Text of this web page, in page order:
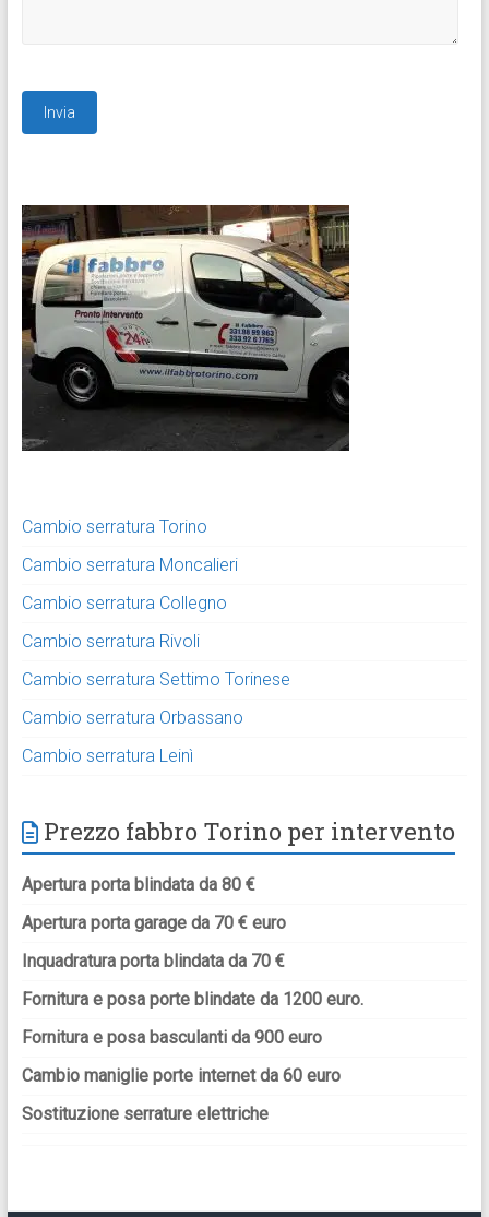
Cambio serratura Torino
Cambio serratura Moncalieri
Cambio serratura Collegno
Cambio serratura Rivoli
Cambio serratura Settimo Torinese
Cambio serratura Orbassano
Cambio serratura Leinì
Prezzo fabbro Torino per intervento
Apertura porta blindata da 80 €
Apertura porta garage da 70 € euro
Inquadratura porta blindata da 70 €
Fornitura e posa porte blindate da 1200 euro.
Fornitura e posa basculanti da 900 euro
Cambio maniglie porte internet da 60 euro
Sostituzione serrature elettriche